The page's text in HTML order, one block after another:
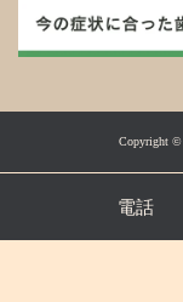
Copyright ©
電話